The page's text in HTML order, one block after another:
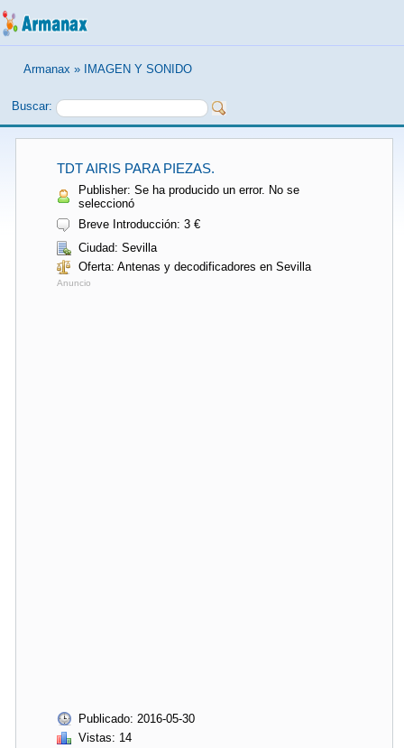
Armanax » IMAGEN Y SONIDO
Buscar:
TDT AIRIS PARA PIEZAS.
Publisher: Se ha producido un error. No se
seleccionó
Breve Introducción: 3 €
Ciudad: Sevilla
Oferta: Antenas y decodificadores en Sevilla
Anuncio
Publicado: 2016-05-30
Vistas: 14